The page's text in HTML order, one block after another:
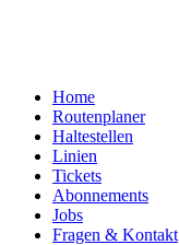
Home
Routenplaner
Haltestellen
Linien
Tickets
Abonnements
Jobs
Fragen & Kontakt